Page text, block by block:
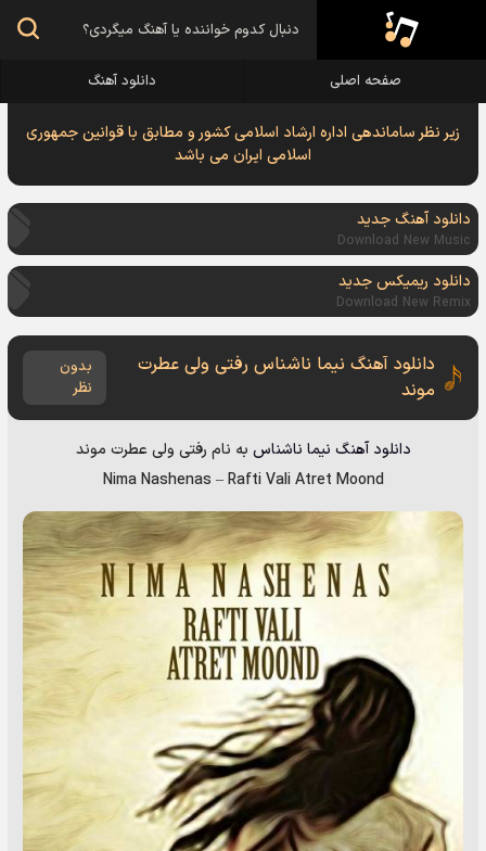
صفحه اصلی دانلود آهنگ
زیر نظر ساماندهی اداره ارشاد اسلامی کشور و مطابق با قوانین جمهوری
اسلامی ایران می باشد
دانلود آهنگ جدید
Download New Music
دانلود ریمیکس جدید
Download New Remix
دانلود آهنگ نیما ناشناس رفتی ولی عطرت
موند
بدون
نظر
دانلود آهنگ نیما ناشناس به نام رفتی ولی عطرت موند
Nima Nashenas –Rafti Vali Atret Moond